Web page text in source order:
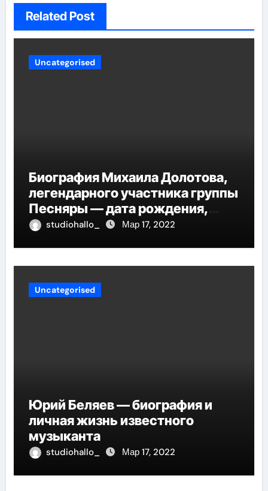
Related Post
Uncategorised
Биография Михаила Долотова,
легендарного участника группы
Песняры — дата рождения,
творческий путь и невероятные
studiohallo_ Мар 17, 2022
Uncategorised
Юрий Беляев — биография и
личная жизнь известного
музыканта
studiohallo_ Мар 17, 2022